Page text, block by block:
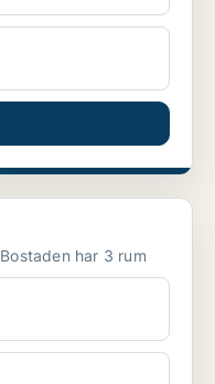
Lägenhet att hyra i Falkenberg Bostaden har 3 rum